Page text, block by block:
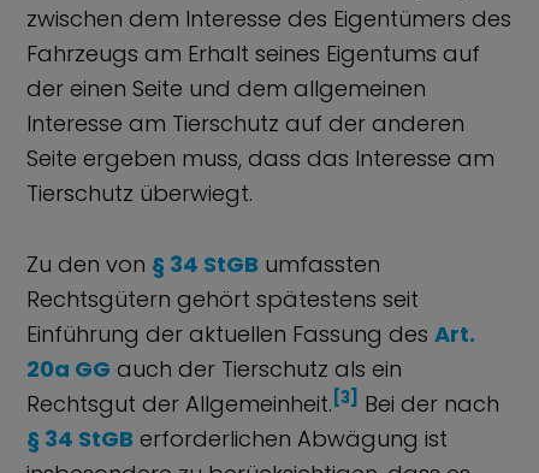
zwischen dem Interesse des Eigentümers des
Fahrzeugs am Erhalt seines Eigentums auf
der einen Seite und dem allgemeinen
Interesse am Tierschutz auf der anderen
Seite ergeben muss, dass das Interesse am
Tierschutz überwiegt.
Zu den von § 34 StGB umfassten
Rechtsgütern gehört spätestens seit
Einführung der aktuellen Fassung desArt.
20a GG auch der Tierschutz als ein
Rechtsgut der Allgemeinheit. [3] Bei der nach
§ 34 StGB erforderlichen Abwägung ist